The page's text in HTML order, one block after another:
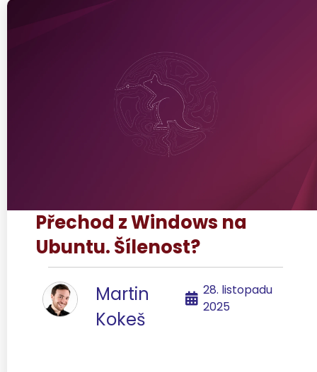
Přechod z Windows na
Ubuntu. Šílenost?
Martin
Kokeš
28. listopadu
2025